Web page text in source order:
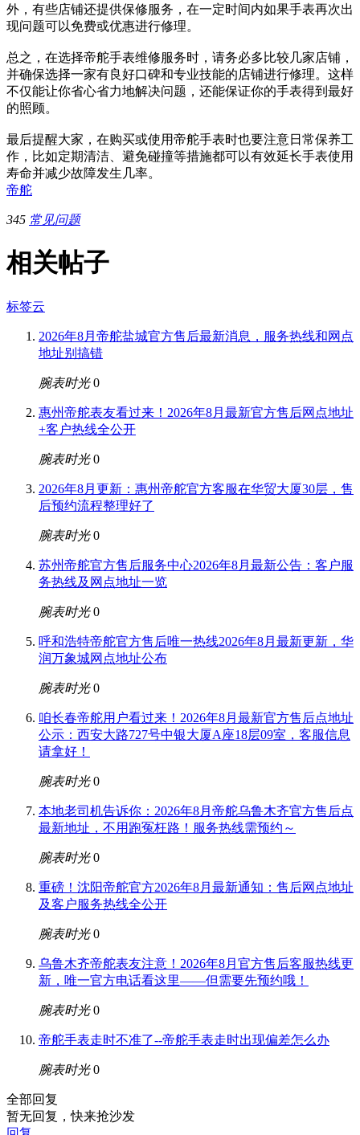
外，有些店铺还提供保修服务，在一定时间内如果手表再次出
现问题可以免费或优惠进行修理。
总之，在选择帝舵手表维修服务时，请务必多比较几家店铺，
并确保选择一家有良好口碑和专业技能的店铺进行修理。这样
不仅能让你省心省力地解决问题，还能保证你的手表得到最好
的照顾。
最后提醒大家，在购买或使用帝舵手表时也要注意日常保养工
作，比如定期清洁、避免碰撞等措施都可以有效延长手表使用
寿命并减少故障发生几率。
帝舵
345 常见问题
相关帖子
标签云
2026年8月帝舵盐城官方售后最新消息，服务热线和网点
地址别搞错
腕表时光 0
惠州帝舵表友看过来！2026年8月最新官方售后网点地址
+客户热线全公开
腕表时光 0
2026年8月更新：惠州帝舵官方客服在华贸大厦30层，售
后预约流程整理好了
腕表时光 0
苏州帝舵官方售后服务中心2026年8月最新公告：客户服
务热线及网点地址一览
腕表时光 0
呼和浩特帝舵官方售后唯一热线2026年8月最新更新，华
润万象城网点地址公布
腕表时光 0
咱长春帝舵用户看过来！2026年8月最新官方售后点地址
公示：西安大路727号中银大厦A座18层09室，客服信息
请拿好！
腕表时光 0
本地老司机告诉你：2026年8月帝舵乌鲁木齐官方售后点
最新地址，不用跑冤枉路！服务热线需预约～
腕表时光 0
重磅！沈阳帝舵官方2026年8月最新通知：售后网点地址
及客户服务热线全公开
腕表时光 0
乌鲁木齐帝舵表友注意！2026年8月官方售后客服热线更
新，唯一官方电话看这里——但需要先预约哦！
腕表时光 0
帝舵手表走时不准了--帝舵手表走时出现偏差怎么办
腕表时光 0
全部回复
暂无回复，快来抢沙发